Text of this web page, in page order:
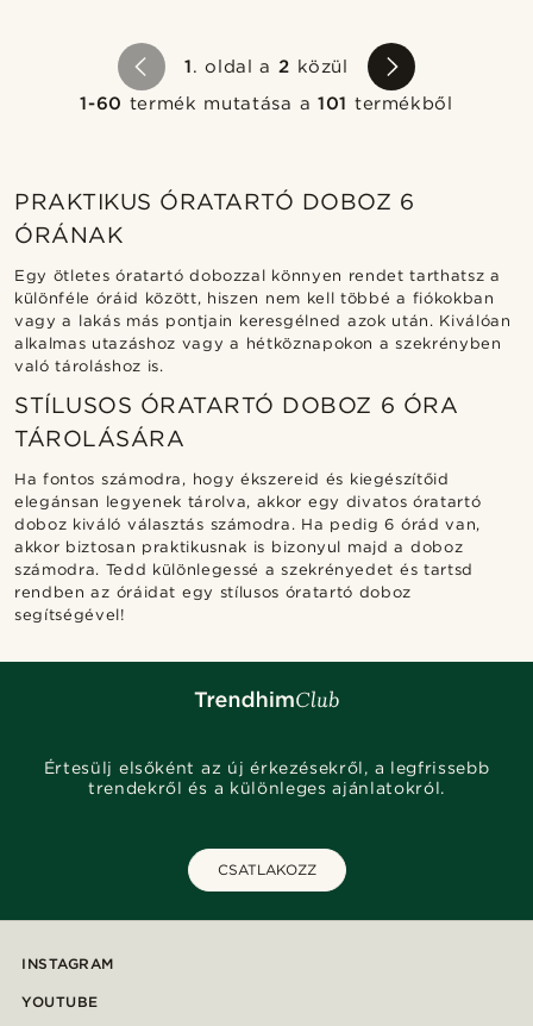
1. oldal a 2 közül
1-60 termék mutatása a101 termékből
PRAKTIKUS ÓRATARTÓ DOBOZ 6
ÓRÁNAK
Egy ötletes óratartó dobozzal könnyen rendet tarthatsz a
különféle óráid között, hiszen nem kell többé a fiókokban
vagy a lakás más pontjain keresgélned azok után. Kiválóan
alkalmas utazáshoz vagy a hétköznapokon a szekrényben
való tároláshoz is.
STÍLUSOS ÓRATARTÓ DOBOZ 6 ÓRA
TÁROLÁSÁRA
Ha fontos számodra, hogy ékszereid és kiegészítőid
elegánsan legyenek tárolva, akkor egy divatos óratartó
doboz kiváló választás számodra. Ha pedig 6 órád van,
akkor biztosan praktikusnak is bizonyul majd a doboz
számodra. Tedd különlegessé a szekrényedet és tartsd
rendben az óráidat egy stílusos óratartó doboz
segítségével!
Értesülj elsőként az új érkezésekről, a legfrissebb
trendekről és a különleges ajánlatokról.
CSATLAKOZZ
INSTAGRAM
YOUTUBE